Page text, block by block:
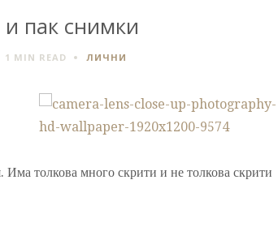
пак снимки
1 MIN READ ЛИЧНИ
Има толкова много скрити и не толкова скрити